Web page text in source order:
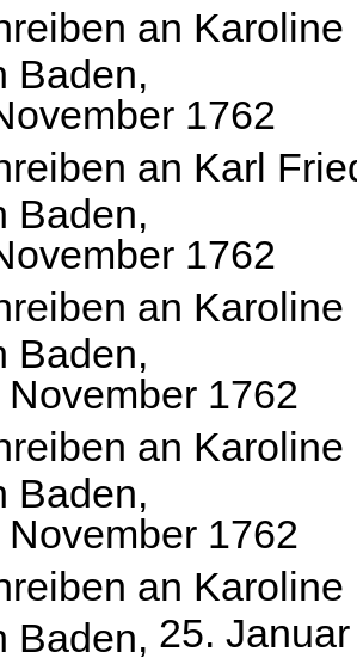
an Karoline
Baden,
1762
an Karl
Baden,
1762
an Karoline
Baden,
November 1762
an Karoline
Baden,
November 1762
an Karoline
Baden, 25.